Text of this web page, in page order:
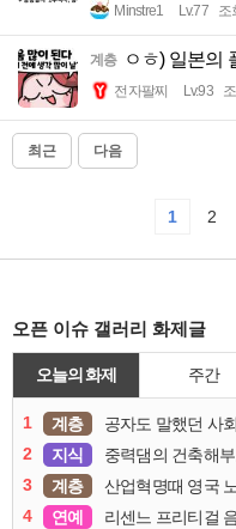
Minstre1 Lv.77 조
계층 ㅇㅎ) 일본의
전자팔찌 Lv.93
최근 다음
1 2
오픈 이슈 갤러리 화제글
오늘의 화제 주간
1 계층 공자도 말했던 사
2
지식 중력댐의 건축해
3
계층 산업혁명때 영국
4
연예 리센느 프리티걸